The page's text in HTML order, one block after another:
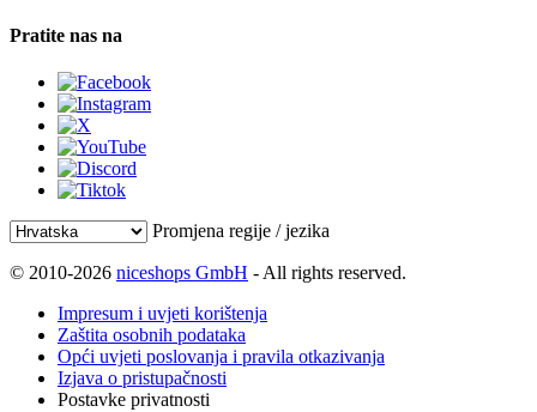
Pratite nas na
Promjena regije / jezika
© 2010-2026 niceshops GmbH - All rights reserved.
Impresum i uvjeti korištenja
Zaštita osobnih podataka
Opći uvjeti poslovanja i pravila otkazivanja
Izjava o pristupačnosti
Postavke privatnosti